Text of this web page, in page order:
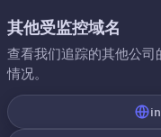
其他受监控域名
查看我们追踪的其他公
情况。